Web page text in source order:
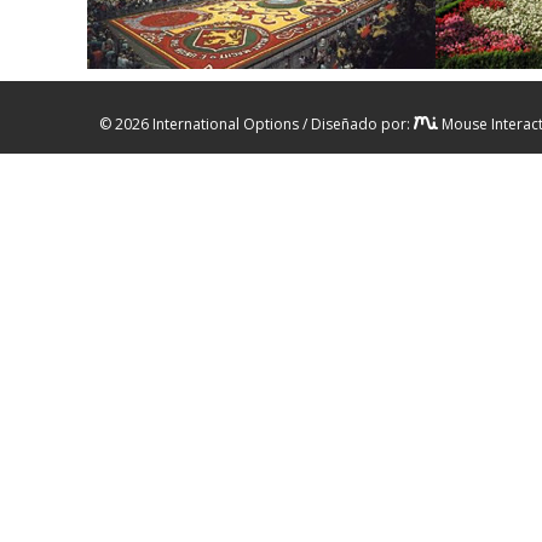
© 2026 International Options / Diseñado por: Mouse